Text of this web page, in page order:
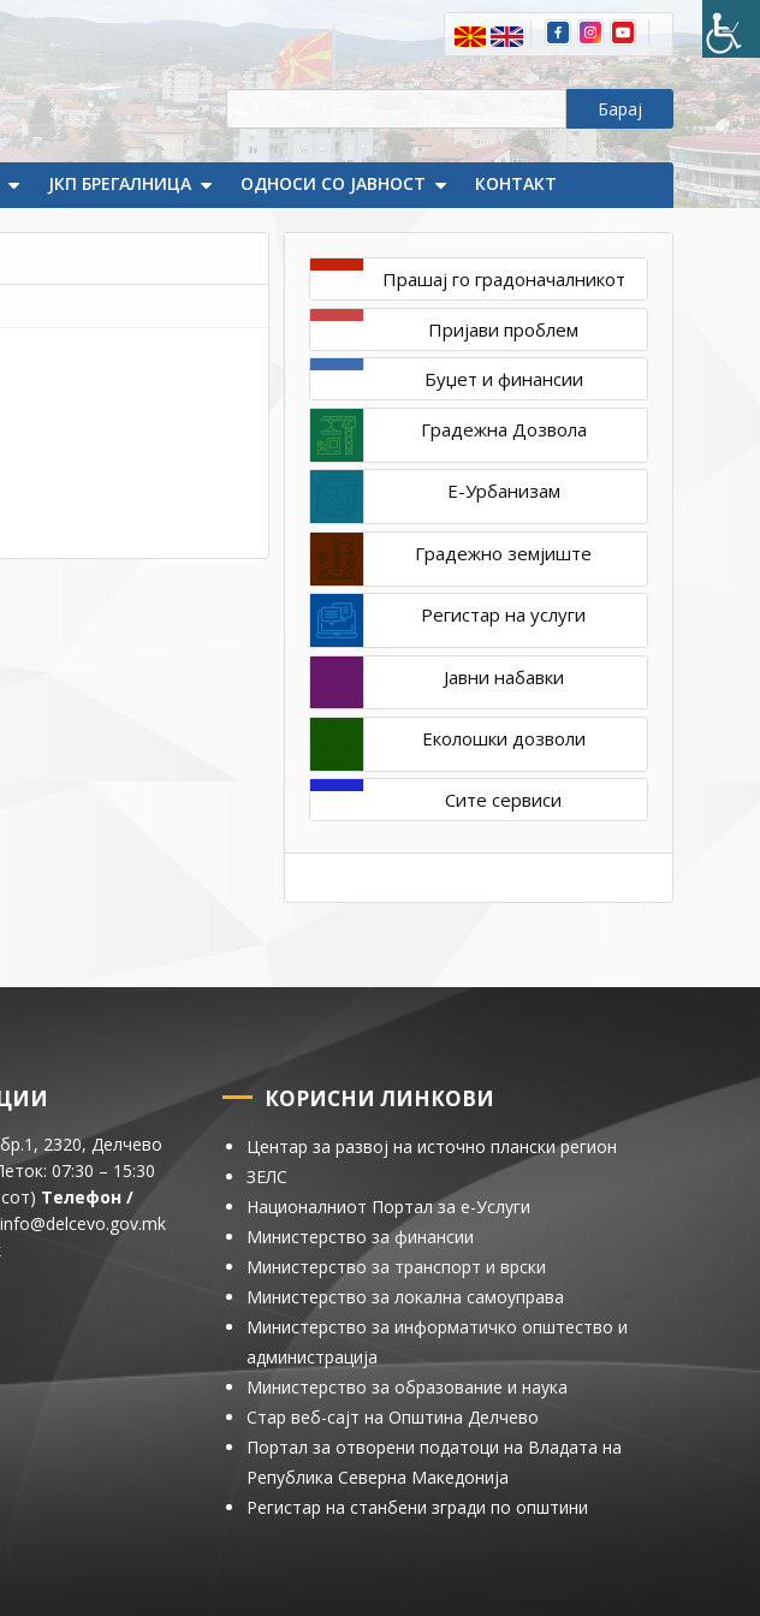
ЈКП БРЕГАЛНИЦА ОДНОСИ СО ЈАВНОСТ КОНТАКТ
ноември
Транспарентност
отчетност
Прашај го градоначалникот
Пријави проблем
Буџет и финансии
Градежна Дозвола
Е-Урбанизам
Градежно земјиште
Регистар на услуги
Јавни набавки
Еколошки дозволи
Сите сервиси
2320, Делчево
07:30 – 15:30
Телефон /
info@delcevo.gov.mk
КОРИСНИ ЛИНКОВИ
Центар за развој на источно плански регион
ЗЕЛС
Националниот Портал за е-Услуги
Министерство за финансии
Министерство за транспорт и врски
Министерство за локална самоуправа
Министерство за информатичко општество и
администрација
Министерство за образование и наука
Стар веб-сајт на Општина Делчево
Портал за отворени податоци на Владата на
Република Северна Македонија
Регистар на станбени згради по општини